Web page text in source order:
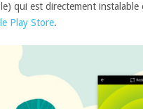
qui est directement instalable
Play Store.